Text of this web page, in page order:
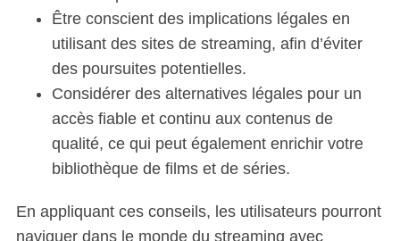
Être conscient des implications légales en
utilisant des sites de streaming, afin d’éviter
des poursuites potentielles.
Considérer des alternatives légales pour un
accès fiable et continu aux contenus de
qualité, ce qui peut également enrichir votre
bibliothèque de films et de séries.
En appliquant ces conseils, les utilisateurs pourront
naviguer dans le monde du streaming avec